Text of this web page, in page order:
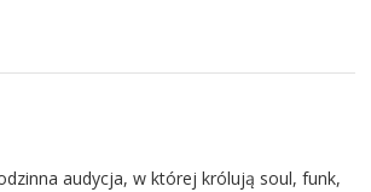
audycja, w której królują soul, funk,